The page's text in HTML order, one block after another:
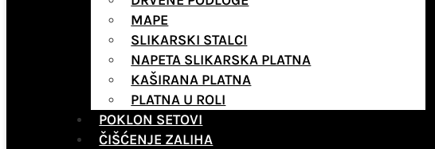
MAPE
SLIKARSKI STALCI
NAPETA SLIKARSKA PLATNA
KAŠIRANA PLATNA
PLATNA U ROLI
POKLON SETOVI
ČIŠĆENJE ZALIHA